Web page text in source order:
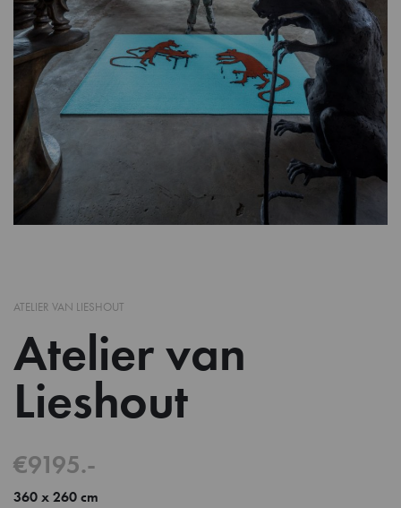
ATELIER VAN LIESHOUT
Atelier van
Lieshout
€9195.-
360 x 260 cm